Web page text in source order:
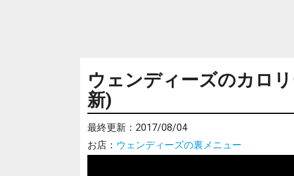
ウェンディーズのカロ
新)
最終更新： 2017/08/04
お店： ウェンディーズの裏メニュー